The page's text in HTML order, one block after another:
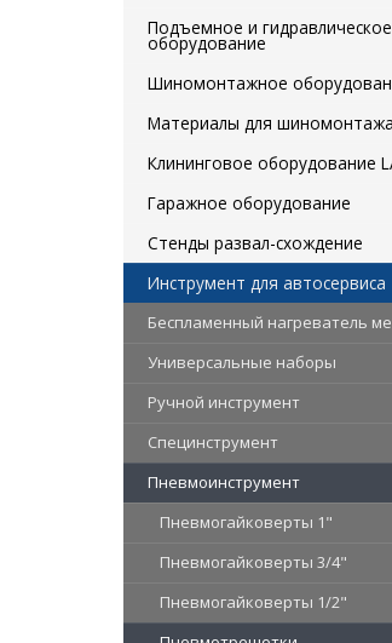
Подъемное и гидравлическое
оборудование
Шиномонтажное
Материалы для шиномонтажа
Клининговое оборудование
Гаражное оборудование
Стенды развал-схождение
Инструмент для автосервиса
Беспламенный нагреватель
Универсальные наборы
Ручной инструмент
Специнструмент
Пневмоинструмент
Пневмогайковерты 1"
Пневмогайковерты 3/4"
Пневмогайковерты 1/2"